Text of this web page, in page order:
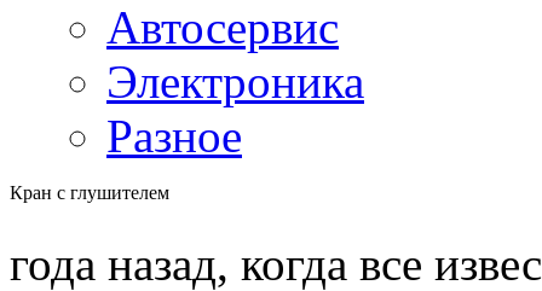
Автосервис
Электроника
Разное
Кран с глушителем
года назад, когда все